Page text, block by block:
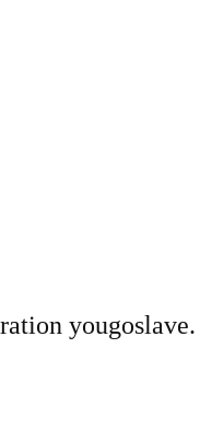
yougoslave.